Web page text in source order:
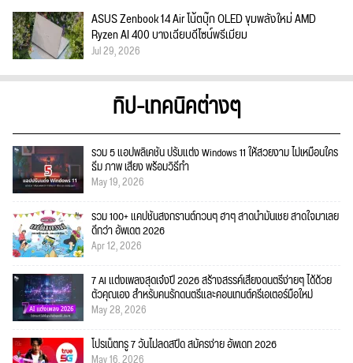
ASUS Zenbook 14 Air โน้ตบุ๊ก OLED ขุมพลังใหม่ AMD
Ryzen AI 400 บางเฉียบดีไซน์พรีเมียม
Jul 29, 2026
ทิป-เทคนิคต่างๆ
รวม 5 แอปพลิเคชัน ปรับแต่ง Windows 11 ให้สวยงาม ไม่เหมือนใคร
ธีม ภาพ เสียง พร้อมวิธีทำ
May 19, 2026
รวม 100+ แคปชั่นสงกรานต์กวนๆ ฮาๆ สาดน้ำมันเชย สาดใจมาเลย
ดีกว่า อัพเดต 2026
Apr 12, 2026
7 AI แต่งเพลงสุดเจ๋งปี 2026 สร้างสรรค์เสียงดนตรีง่ายๆ ได้ด้วย
ตัวคุณเอง สำหรับคนรักดนตรีและคอนเทนต์ครีเอเตอร์มือใหม่
May 28, 2026
โปรเน็ตทรู 7 วันไม่ลดสปีด สมัครง่าย อัพเดท 2026